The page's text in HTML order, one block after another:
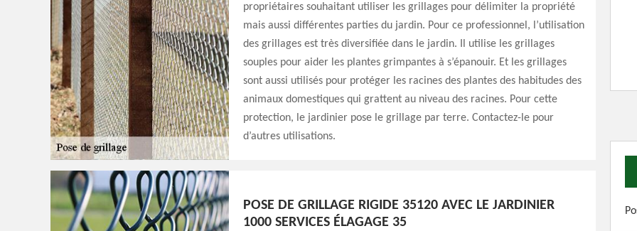
propriétaires souhaitant utiliser les grillages pour délimiter la propriété
mais aussi différentes parties du jardin. Pour ce professionnel, l’utilisation
des grillages est très diversifiée dans le jardin. Il utilise les grillages
souples pour aider les plantes grimpantes à s’épanouir. Et les grillages
sont aussi utilisés pour protéger les racines des plantes des habitudes des
animaux domestiques qui grattent au niveau des racines. Pour cette
protection, le jardinier pose le grillage par terre. Contactez-le pour
d’autres utilisations.
POSE DE GRILLAGE RIGIDE 35120 AVEC LE JARDINIER
1000 SERVICES ÉLAGAGE 35